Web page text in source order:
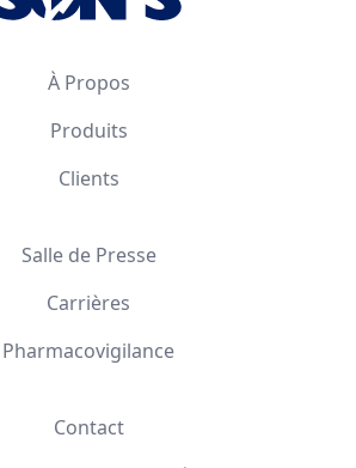
À Propos
Produits
Clients
Salle de Presse
Carrières
Pharmacovigilance
Contact